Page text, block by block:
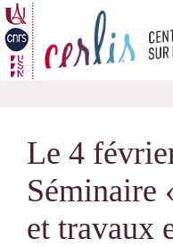
Passer
au
contenu
Le 4
Séminaire
et travaux